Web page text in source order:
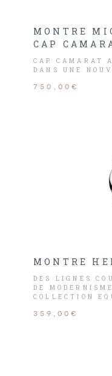
MONTRE
CAP
CAP CAMARAT
DANS UNE
750,00€
MONTRE
DES LIGNES
DE
COLLECTION
359,00€